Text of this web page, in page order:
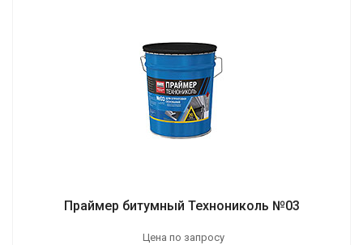
Праймер битумный Технониколь №03
Цена по запросу